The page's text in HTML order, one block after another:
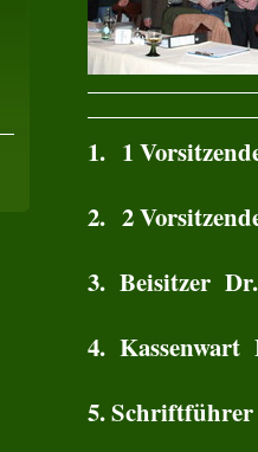
1. 1
2. 2
3. Beisitzer
4. Kassenwart
5.